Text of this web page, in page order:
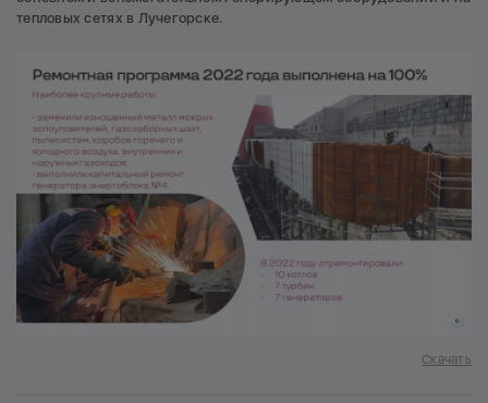
тепловых сетях в Лучегорске.
Скачать